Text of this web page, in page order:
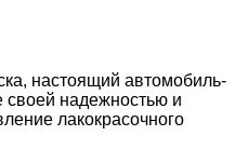
настоящий автомобиль-
своей надежностью и
лакокрасочного